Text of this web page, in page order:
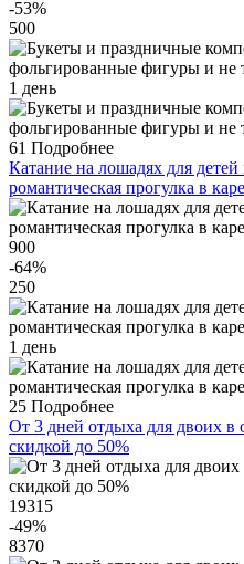
-53%
500
1 день
61 Подробнее
Катание на лошадях для
романтическая прогулка в
900
-64%
250
1 день
25 Подробнее
От 3 дней отдыха для двоих в
скидкой до 50%
19315
-49%
8370